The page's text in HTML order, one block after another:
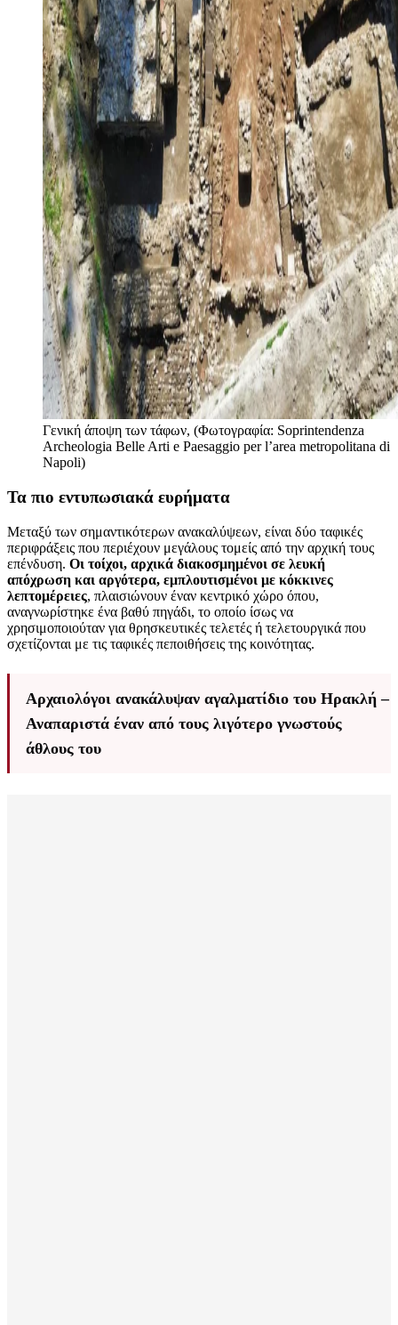
Γενική άποψη των τάφων, (Φωτογραφία: Soprintendenza
Archeologia Belle Arti e Paesaggio per l’area metropolitana di
Napoli)
Τα πιο εντυπωσιακά ευρήματα
Μεταξύ των σημαντικότερων ανακαλύψεων, είναι δύο ταφικές
περιφράξεις που περιέχουν μεγάλους τομείς από την αρχική τους
επένδυση. Οι τοίχοι, αρχικά διακοσμημένοι σε λευκή
απόχρωση και αργότερα, εμπλουτισμένοι με κόκκινες
λεπτομέρειες, πλαισιώνουν έναν κεντρικό χώρο όπου,
αναγνωρίστηκε ένα βαθύ πηγάδι, το οποίο ίσως να
χρησιμοποιούταν για θρησκευτικές τελετές ή τελετουργικά που
σχετίζονται με τις ταφικές πεποιθήσεις της κοινότητας.
Αρχαιολόγοι ανακάλυψαν αγαλματίδιο του Ηρακλή –
Αναπαριστά έναν από τους λιγότερο γνωστούς
άθλους του